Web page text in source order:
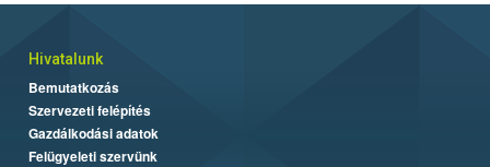
Hivatalunk
Bemutatkozás
Szervezeti felépítés
Gazdálkodási adatok
Felügyeleti szervünk